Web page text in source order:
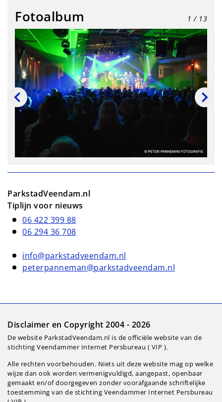
Fotoalbum 1 / 13
ParkstadVeendam.nl
Tiplijn voor nieuws
06 422 399 88
06 294 36 708
info@parkstadveendam.nl
peterpanneman@parkstadveendam.nl
Disclaimer en Copyright 2004 - 2026
De website ParkstadVeendam.nl is de officiële website van de
stichting Veendammer Internet Persbureau ( VIP ).
Alle rechten voorbehouden. Niets uit deze website mag op welke
wijze dan ook worden vermenigvuldigd, aangepast, openbaar
gemaakt en/of doorgegeven zonder voorafgaande schriftelijke
toestemming van de stichting Veendammer Internet Persbureau